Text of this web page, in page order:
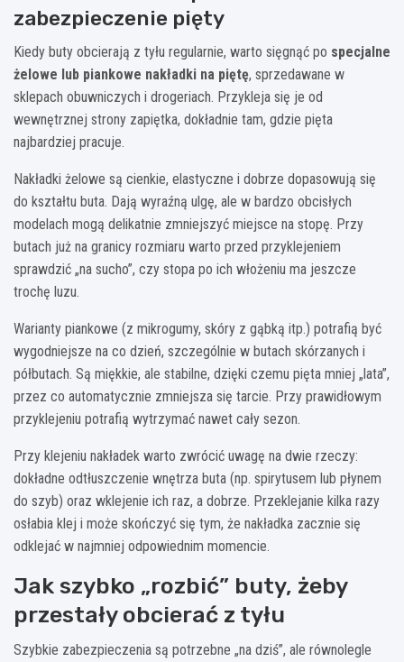
zabezpieczenie pięty
Kiedy buty obcierają z tyłu regularnie, warto sięgnąć po specjalne
żelowe lub piankowe nakładki na piętę, sprzedawane w
sklepach obuwniczych i drogeriach. Przykleja się je od
wewnętrznej strony zapiętka, dokładnie tam, gdzie pięta
najbardziej pracuje.
Nakładki żelowe są cienkie, elastyczne i dobrze dopasowują się
do kształtu buta. Dają wyraźną ulgę, ale w bardzo obcisłych
modelach mogą delikatnie zmniejszyć miejsce na stopę. Przy
butach już na granicy rozmiaru warto przed przyklejeniem
sprawdzić „na sucho”, czy stopa po ich włożeniu ma jeszcze
trochę luzu.
Warianty piankowe (z mikrogumy, skóry z gąbką itp.) potrafią być
wygodniejsze na co dzień, szczególnie w butach skórzanych i
półbutach. Są miękkie, ale stabilne, dzięki czemu pięta mniej „lata”,
przez co automatycznie zmniejsza się tarcie. Przy prawidłowym
przyklejeniu potrafią wytrzymać nawet cały sezon.
Przy klejeniu nakładek warto zwrócić uwagę na dwie rzeczy:
dokładne odtłuszczenie wnętrza buta (np. spirytusem lub płynem
do szyb) oraz wklejenie ich raz, a dobrze. Przeklejanie kilka razy
osłabia klej i może skończyć się tym, że nakładka zacznie się
odklejać w najmniej odpowiednim momencie.
Jak szybko „rozbić” buty, żeby
przestały obcierać z tyłu
Szybkie zabezpieczenia są potrzebne „na dziś”, ale równolegle